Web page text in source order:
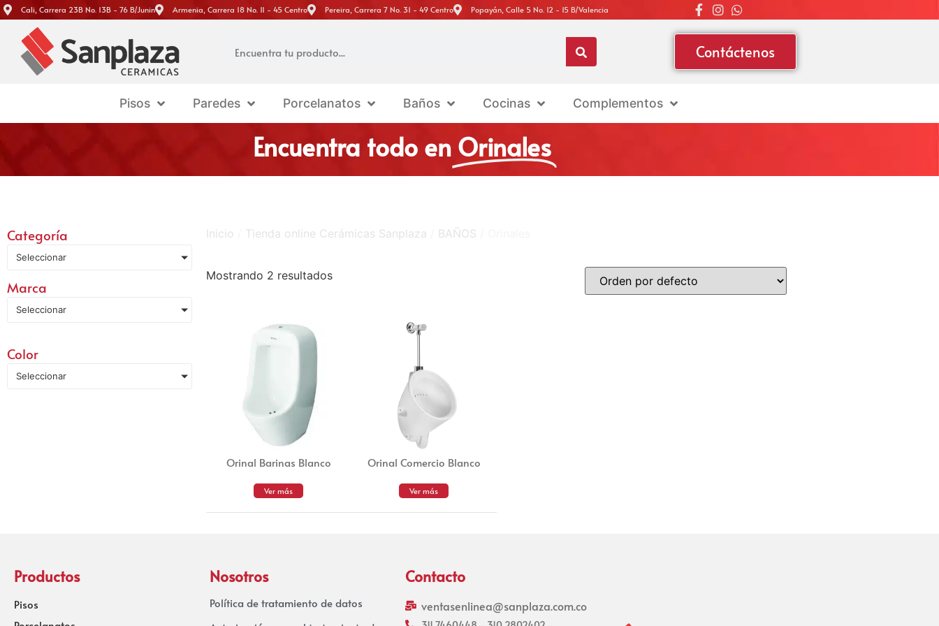
Cali, Carrera 23B No. 13B - 76 B/Junin Armenia, Carrera 18 No. 11 - 45 Centro Pereira, Carrera 7 No. 31 - 49 Centro Popayán, Calle 5 No. 12 - 15 B/Valencia
Contáctenos
Pisos Paredes Porcelanatos Baños Cocinas Complementos
Encuentra todo en Orinales
Categoría
Seleccionar
Marca
Seleccionar
Color
Seleccionar
Inicio Tienda online Cerámicas Sanplaza BAÑOS
Mostrando 2 resultados
Orinal Barinas Blanco
Ver más
Orinal Comercio Blanco
Ver más
Productos
Pisos
Nosotros
Política de tratamiento de datos
Contacto
ventasenlinea@sanplaza.com.co